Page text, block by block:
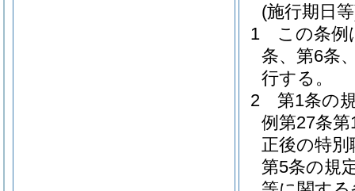
(施行期日
1
この条例
条、第6条
行する。
2
第1条の
例第27条
正後の特
第5条の規